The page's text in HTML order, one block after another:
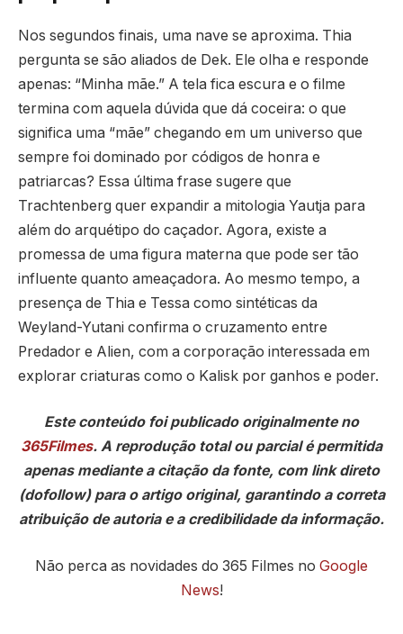
Nos segundos finais, uma nave se aproxima. Thia
pergunta se são aliados de Dek. Ele olha e responde
apenas: “Minha mãe.” A tela fica escura e o filme
termina com aquela dúvida que dá coceira: o que
significa uma “mãe” chegando em um universo que
sempre foi dominado por códigos de honra e
patriarcas? Essa última frase sugere que
Trachtenberg quer expandir a mitologia Yautja para
além do arquétipo do caçador. Agora, existe a
promessa de uma figura materna que pode ser tão
influente quanto ameaçadora. Ao mesmo tempo, a
presença de Thia e Tessa como sintéticas da
Weyland-Yutani confirma o cruzamento entre
Predador e Alien, com a corporação interessada em
explorar criaturas como o Kalisk por ganhos e poder.
Este conteúdo foi publicado originalmente no
365Filmes. A reprodução total ou parcial é permitida
apenas mediante a citação da fonte, com link direto
(dofollow) para o artigo original, garantindo a correta
atribuição de autoria e a credibilidade da informação.
Não perca as novidades do 365 Filmes no Google
News!